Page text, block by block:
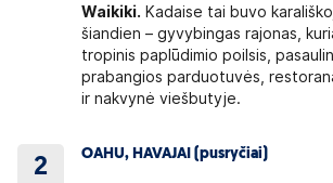
Waikiki. Kadaise tai buvo
šiandien – gyvybingas rajonas,
tropinis paplūdimio poilsis,
prabangios parduotuvės,
ir nakvynė viešbutyje.
2
OAHU, HAVAJAI (pusryčiai)